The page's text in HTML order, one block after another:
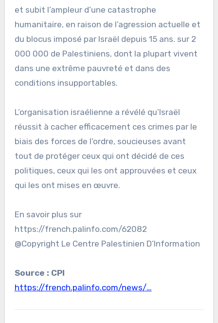
et subit l’ampleur d’une catastrophe
humanitaire, en raison de l’agression actuelle et
du blocus imposé par Israël depuis 15 ans. sur 2
000 000 de Palestiniens, dont la plupart vivent
dans une extrême pauvreté et dans des
conditions insupportables.
L’organisation israélienne a révélé qu’Israël
réussit à cacher efficacement ces crimes par le
biais des forces de l’ordre, soucieuses avant
tout de protéger ceux qui ont décidé de ces
politiques, ceux qui les ont approuvées et ceux
qui les ont mises en œuvre.
En savoir plus sur
https://french.palinfo.com/62082
@Copyright Le Centre Palestinien D’Information
Source : CPI
https://french.palinfo.com/news/…